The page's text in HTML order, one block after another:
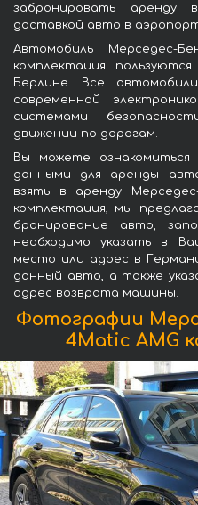
забронировать аренду
доставкой авто в
Автомобиль Мерседес-
комплектация
Берлине. Все
современной
системами
движении по дорогам.
Вы можете
данными для аренды
взять в аренду
комплектация, мы
бронирование авто,
необходимо указать в
место или адрес в
данный авто, а также
адрес возврата машины.
Фотографии
4Matic AMG